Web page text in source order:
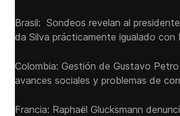
Brasil: Sondeos revelan al
da Silva prácticamente igualado con
Colombia: Gestión de Gustavo
avances sociales y problemas de
Francia: Raphaël Glucksmann